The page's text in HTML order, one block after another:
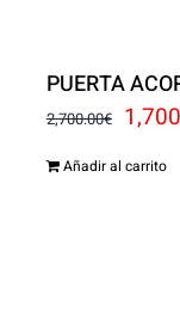
PUERTA
2,700.00€ El
precio
Añadir al carrito